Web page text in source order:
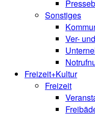
Sonstiges
Ver-
Freizeit+Kultur
Freizeit